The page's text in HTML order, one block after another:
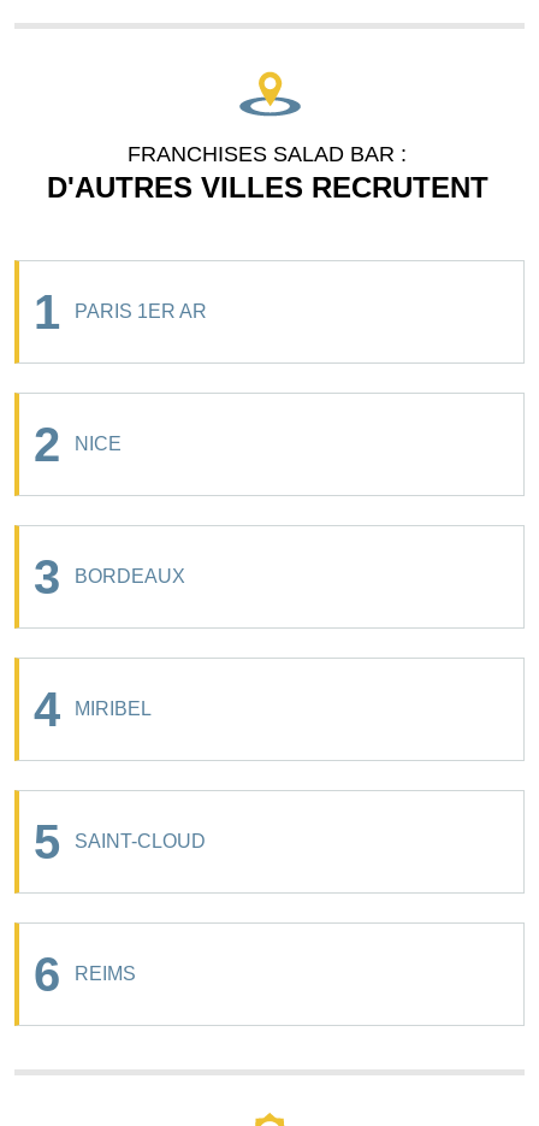
FRANCHISES SALAD BAR :
D'AUTRES VILLES RECRUTENT
1 PARIS 1ER AR
2 NICE
3 BORDEAUX
4 MIRIBEL
5 SAINT-CLOUD
6 REIMS